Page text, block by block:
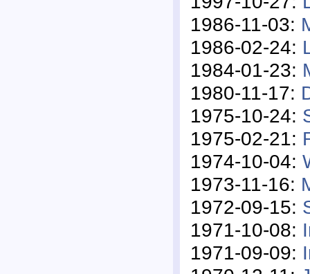
1986-11-03:
1986-02-24:
1984-01-23:
1980-11-17:
1975-10-24:
1975-02-21:
1974-10-04:
1973-11-16:
1972-09-15:
1971-10-08:
1971-09-09: